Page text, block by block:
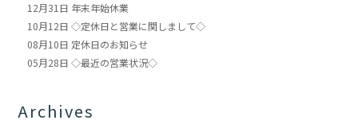
12月31日 年末年始休業
10月12日 ◇定休日と営業に関しまして◇
08月10日 定休日のお知らせ
05月28日 ◇最近の営業状況◇
Archives